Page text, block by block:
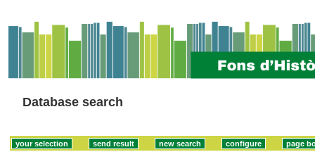
Database search